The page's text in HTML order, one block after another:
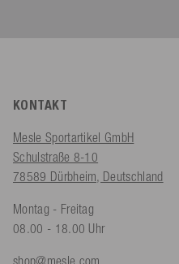
KONTAKT
Mesle Sportartikel GmbH
Schulstraße 8-10
78589 Dürbheim, Deutschland
Montag - Freitag
08.00 - 18.00 Uhr